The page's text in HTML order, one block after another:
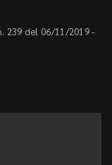
239 del 06/11/2019 -